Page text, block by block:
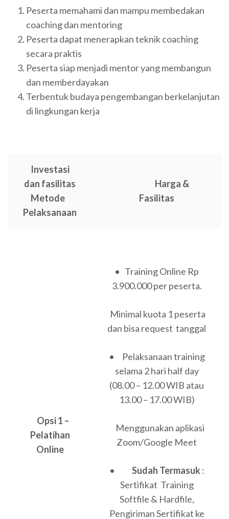
Peserta memahami dan mampu membedakan
coaching dan mentoring
Peserta dapat menerapkan teknik coaching
secara praktis
Peserta siap menjadi mentor yang membangun
dan memberdayakan
Terbentuk budaya pengembangan berkelanjutan
di lingkungan kerja
Investasi
dan fasilitas
Metode
Pelaksanaan
Harga &
Fasilitas
Opsi 1 –
Pelatihan
Online
• Training Online Rp
3.900.000 per peserta.
Minimal kuota 1 peserta
dan bisa request tanggal
• Pelaksanaan training
selama 2 hari half day
(08.00 – 12.00 WIB atau
13.00 – 17.00 WIB)
Menggunakan aplikasi
Zoom/Google Meet
• Sudah Termasuk :
Sertifikat Training
Softfile & Hardfile,
Pengiriman Sertifikat ke